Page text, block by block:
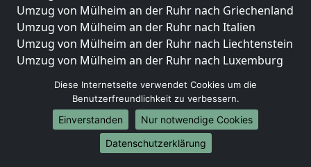
Umzug von Mülheim an der Ruhr nach Griechenland
Umzug von Mülheim an der Ruhr nach Italien
Umzug von Mülheim an der Ruhr nach Liechtenstein
Umzug von Mülheim an der Ruhr nach Luxemburg
Umzug von Mülheim an der Ruhr nach Norwegen
Umzüge-Deutschlandweit
Umzug von Mülheim an der Ruhr nach Berlin
Diese Internetseite verwendet Cookies um die
Benutzerfreundlichkeit zu verbessern.
Einverstanden
Nur notwendige Cookies
Datenschutzerklärung